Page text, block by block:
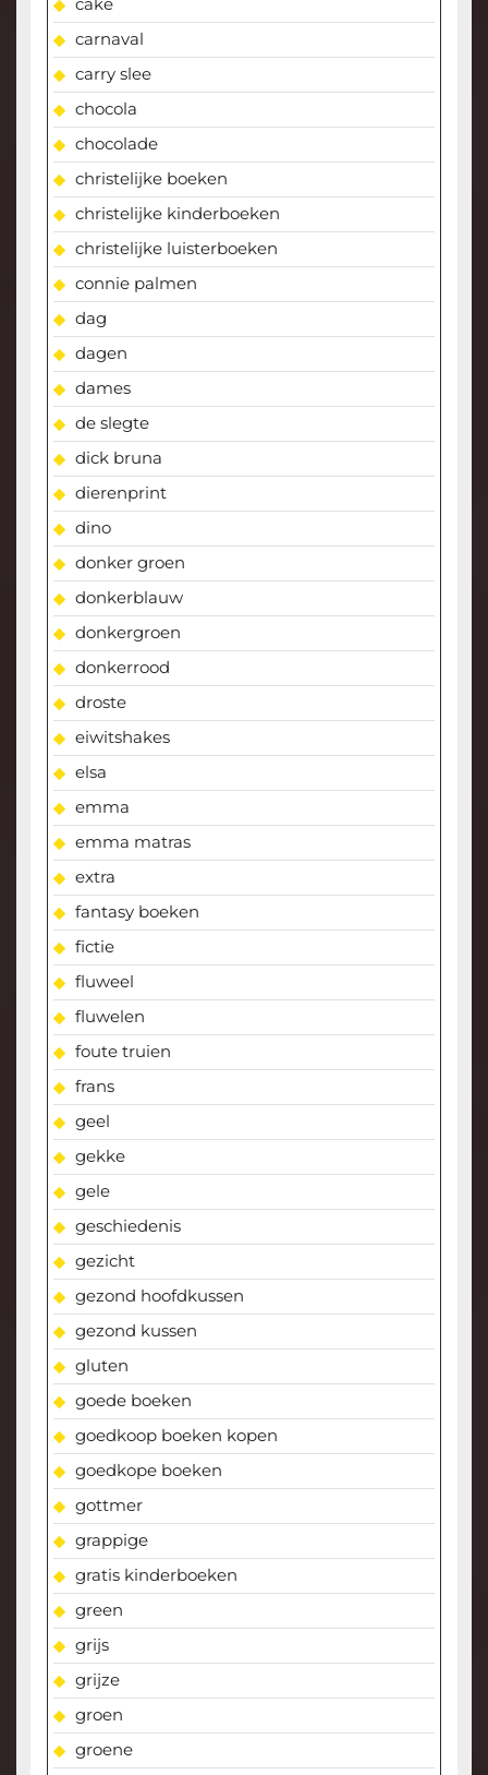
cake
carnaval
carry slee
chocola
chocolade
christelijke boeken
christelijke kinderboeken
christelijke luisterboeken
connie palmen
dag
dagen
dames
de slegte
dick bruna
dierenprint
dino
donker groen
donkerblauw
donkergroen
donkerrood
droste
eiwitshakes
elsa
emma
emma matras
extra
fantasy boeken
fictie
fluweel
fluwelen
foute truien
frans
geel
gekke
gele
geschiedenis
gezicht
gezond hoofdkussen
gezond kussen
gluten
goede boeken
goedkoop boeken kopen
goedkope boeken
gottmer
grappige
gratis kinderboeken
green
grijs
grijze
groen
groene